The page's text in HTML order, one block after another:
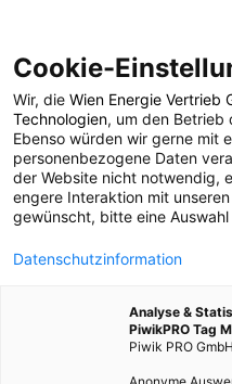
2
Cookie-
Wir, die Wien Energie Vertrieb
Technologien, um den Betrieb
Ebenso würden wir gerne mit
personenbezogene Daten
der Website nicht notwendig,
engere Interaktion mit
gewünscht, bitte eine
Datenschutzinformation
Analyse &
PiwikPRO Tag
Piwik PRO